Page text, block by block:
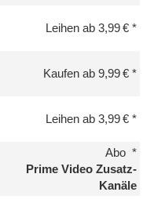
Leihen ab 3,99 €
Kaufen ab 9,99 €
Leihen ab 3,99 €
Abo
Prime Video Zusatz-
Kanäle